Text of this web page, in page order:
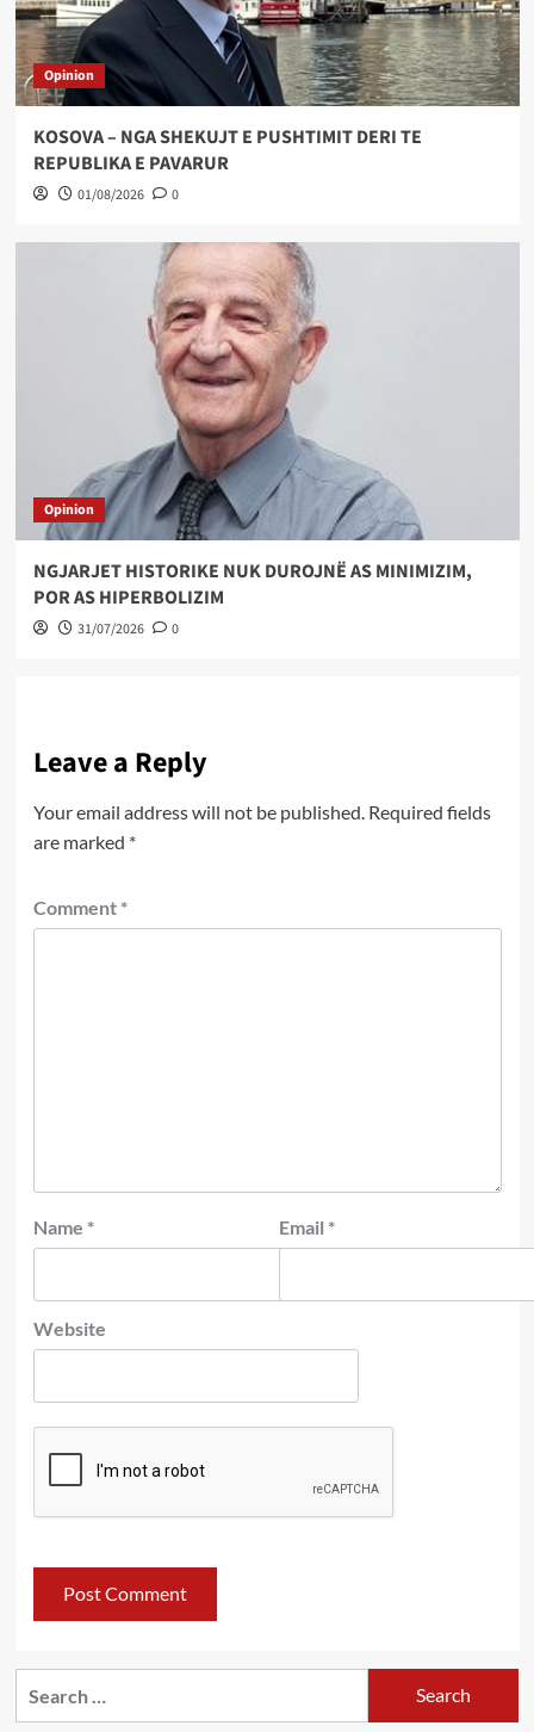
Opinion
KOSOVA – NGA SHEKUJT E PUSHTIMIT DERI TE
REPUBLIKA E PAVARUR
01/08/2026 0
Opinion
NGJARJET HISTORIKE NUK DUROJNË AS MINIMIZIM,
POR AS HIPERBOLIZIM
31/07/2026 0
Leave a Reply
Your email address will not be published. Required fields
are marked *
Comment *
Name * Email *
Website